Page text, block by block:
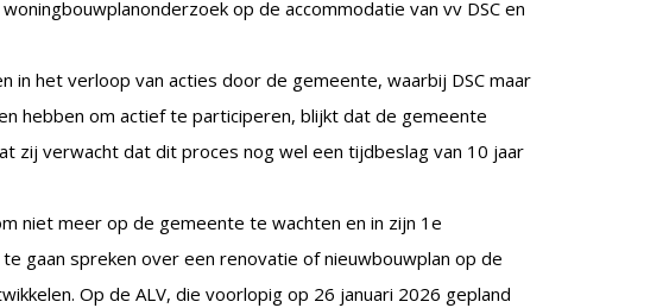
op de accommodatie van vv DSC en
in het verloop van acties door de gemeente, waarbij DSC maar
hebben om actief te participeren, blijkt dat de gemeente
zij verwacht dat dit proces nog wel een tijdbeslag van 10 jaar
niet meer op de gemeente te wachten en in zijn 1e
gaan spreken over een renovatie of nieuwbouwplan op de
Op de ALV, die voorlopig op 26 januari 2026 gepland